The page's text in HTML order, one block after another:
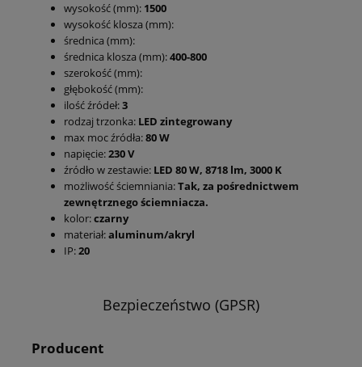
wysokość (mm): 1500
wysokość klosza (mm):
średnica (mm):
średnica klosza (mm):400-800
szerokość (mm):
głębokość (mm):
ilość źródeł:3
rodzaj trzonka: LED zintegrowany
max moc źródła:80 W
napięcie:230 V
źródło w zestawie: LED 80 W, 8718 lm, 3000 K
możliwość ściemniania:Tak, za pośrednictwem
zewnętrznego ściemniacza.
kolor:czarny
materiał:aluminum/akryl
IP:20
Bezpieczeństwo (GPSR)
Producent